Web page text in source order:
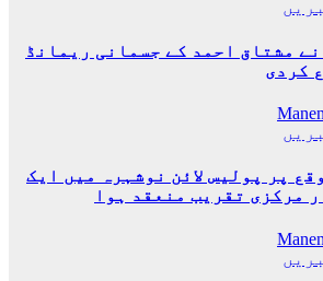
نے مشتاق احمد کے جسمانی ریمانڈ
پر پولیس لائن نوشہرہ میں ایک
مرکزی تقریب منعقد ہوا